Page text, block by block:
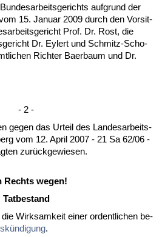
auf­grund der
15. Ja­nu­ar 2009 durch den Vor­sit­
Prof. Dr. Rost, die
Dr. Ey­lert und Schmitz-Scho­
Rich­ter Ba­er­baum und Dr.
- 2 -
ge­gen das Ur­teil des Lan­des­ar­beits­
vom 12. April 2007 - 21 Sa 62/06 -
zurück­ge­wie­sen.
Rechts we­gen!
Tat­be­stand
Wirk­sam­keit ei­ner or­dent­li­chen be­
.